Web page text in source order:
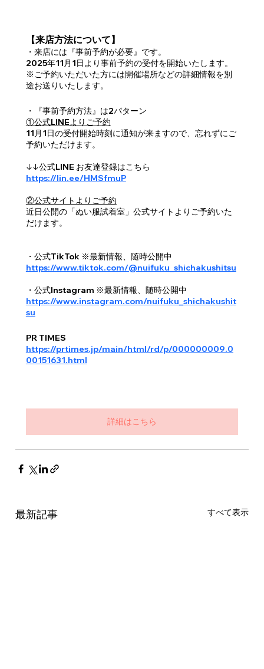
【来店方法について】
・来店には『事前予約が必要』です。
2025年11月1日より事前予約の受付を開始いたします。
※ご予約いただいた方には開催場所などの詳細情報を別
途お送りいたします。
・『事前予約方法』は2パターン
①公式LINEよりご予約
11月1日の受付開始時刻に通知が来ますので、忘れずにご
予約いただけます。
↓↓公式LINE お友達登録はこちら
https://lin.ee/HMSfmuP
②公式サイトよりご予約
近日公開の「ぬい服試着室」公式サイトよりご予約いた
だけます。
・公式TikTok ※最新情報、随時公開中
https://www.tiktok.com/@nuifuku_shichakushitsu
・公式Instagram ※最新情報、随時公開中
https://www.instagram.com/nuifuku_shichakushit
su
PR TIMES
https://prtimes.jp/main/html/rd/p/000000009.0
00151631.html
詳細はこちら
最新記事 すべて表示